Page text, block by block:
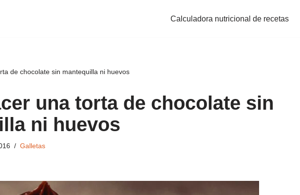
Calculadora nutricional de recetas
de chocolate sin mantequilla ni huevos
una torta de chocolate sin
ni huevos
Galletas